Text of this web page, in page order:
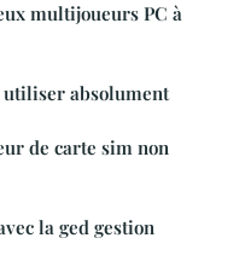
multijoueurs PC à
utiliser absolument
de carte sim non
la ged gestion